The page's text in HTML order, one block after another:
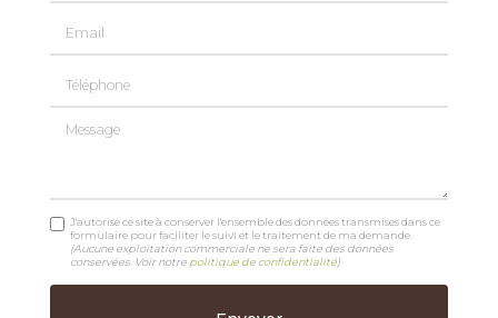
Message
J'autorise ce site à conserver l'ensemble des données transmises dans ce
formulaire pour faciliter le suivi et le traitement de ma demande.
(Aucune exploitation commerciale ne sera faite des données
conservées. Voir notre politique de confidentialité)